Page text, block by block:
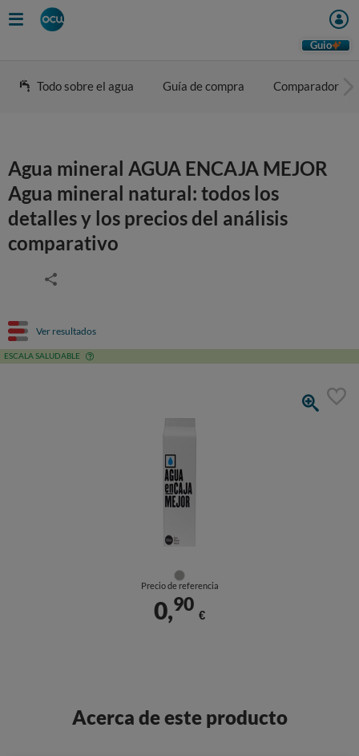
Guio
Todo sobre el agua Guía de compra Comparador
Agua mineral AGUA ENCAJA MEJOR
Agua mineral natural: todos los
detalles y los precios del análisis
comparativo
Ver resultados
ESCALA SALUDABLE
Precio de referencia
0,90
€
Acerca de este producto